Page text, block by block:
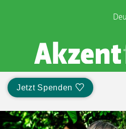
Jetzt Spenden
Sophia Care